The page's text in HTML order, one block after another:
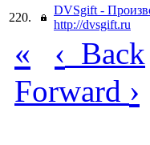
220.
DVSgift -
http://dvsgift.ru
« ‹ Back
Forward ›